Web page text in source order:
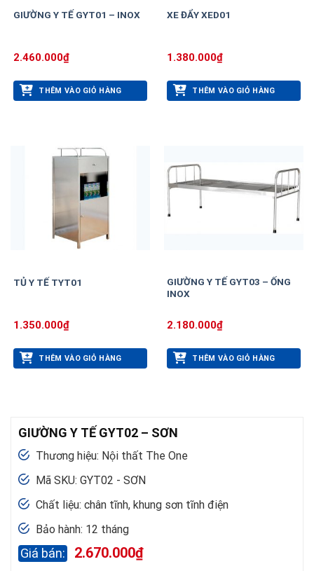
GIƯỜNG Y TẾ GYT01 – INOX
2.460.000₫
THÊM VÀO GIỎ HÀNG
XE ĐẨY XED01
1.380.000₫
THÊM VÀO GIỎ HÀNG
TỦ Y TẾ TYT01
1.350.000₫
THÊM VÀO GIỎ HÀNG
GIƯỜNG Y TẾ GYT03 – ỐNG
INOX
2.180.000₫
THÊM VÀO GIỎ HÀNG
GIƯỜNG Y TẾ GYT02 – SƠN
Thương hiệu: Nội thất The One
Mã SKU: GYT02 - SƠN
Chất liệu: chân tĩnh, khung sơn tĩnh điện
Bảo hành: 12 tháng
2.670.000₫